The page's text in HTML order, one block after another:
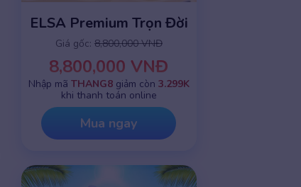
ELSA Premium Trọn Đời
Giá gốc: 8,800,000 VNĐ
8,800,000 VNĐ
Nhập mã THANG8giảm còn 3.299K
khi thanh toán online
Mua ngay